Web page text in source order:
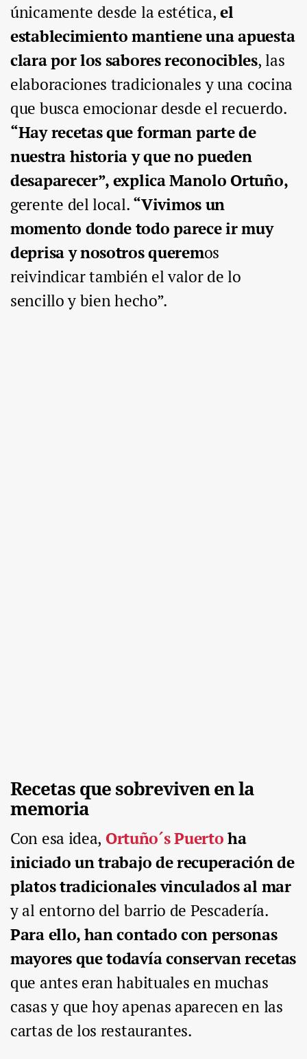
únicamente desde la estética,el
establecimiento mantiene una apuesta
clara por los sabores reconocibles, las
elaboraciones tradicionales y una cocina
que busca emocionar desde el recuerdo.
“Hay recetas que forman parte de
nuestra historia y que no pueden
desaparecer”, explica Manolo Ortuño,
gerente del local.“Vivimos un
momento donde todo parece ir muy
deprisa y nosotros queremos
reivindicar también el valor de lo
sencillo y bien hecho”.
Recetas que sobreviven en la
memoria
Con esa idea, Ortuño´s Puertoha
iniciado un trabajo de recuperación de
platos tradicionales vinculados al mar
y al entorno del barrio de Pescadería.
Para ello, han contado con personas
mayores que todavía conservan recetas
que antes eran habituales en muchas
casas y que hoy apenas aparecen en las
cartas de los restaurantes.